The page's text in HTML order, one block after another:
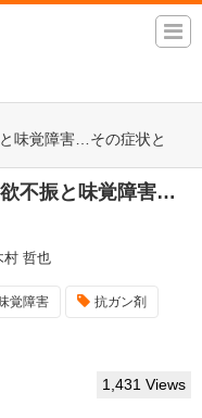
味覚障害…その症状と
不振と味覚障害…
村 哲也
覚障害 抗ガン剤
1,431 Views